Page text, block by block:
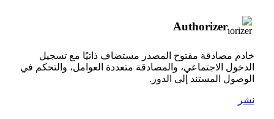
Authorizer
خادم مصادقة مفتوح المصدر مستضاف ذاتيًا مع تسجيل
الدخول الاجتماعي، والمصادقة متعددة العوامل، والتحكم في
الوصول المستند إلى الدور.
نشر